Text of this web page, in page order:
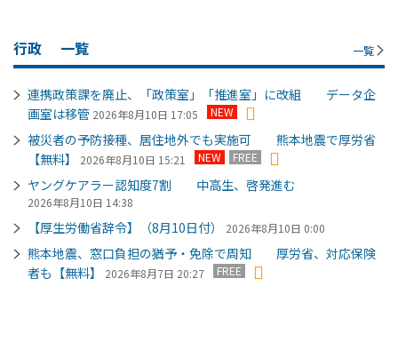
行政 一覧 一覧
連携政策課を廃止、「政策室」「推進室」に改組 データ企
画室は移管 2026年8月10日 17:05 NEW
被災者の予防接種、居住地外でも実施可 熊本地震で厚労省
【無料】
2026年8月10日 15:21 NEW FREE
ヤングケアラー認知度7割 中高生、啓発進む
2026年8月10日 14:38
【厚生労働省辞令】（8月10日付） 2026年8月10日 0:00
熊本地震、窓口負担の猶予・免除で周知 厚労省、対応保険
者も【無料】
2026年8月7日 20:27 FREE